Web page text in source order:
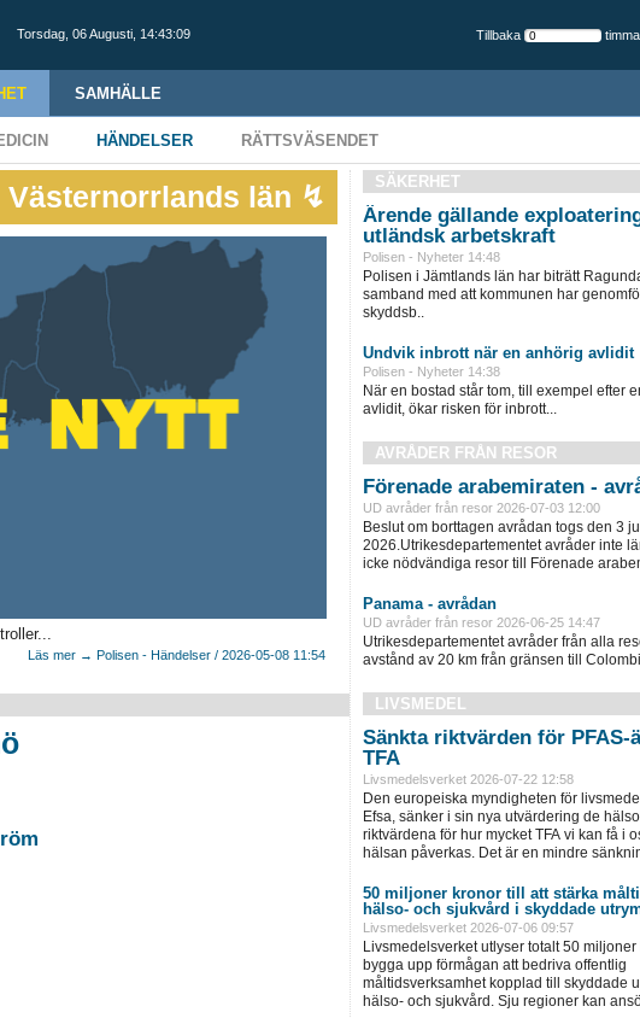
Torsdag, 06 Augusti, 14:43:10 Tillbaka
SAMHÄLLE
HÄNDELSER RÄTTSVÄSENDET
Västernorrlands län ↯
Läs mer → Polisen - Händelser / 2026-05-08 11:54
SÄKERHET
Ärende gällande
utländsk arbetskraft
Polisen - Nyheter 14:48
Polisen i Jämtlands län har biträtt
samband med att kommunen har
skyddsb..
Undvik inbrott när en anhörig avlidit
Polisen - Nyheter 14:38
När en bostad står tom, till exempel efter
avlidit, ökar risken för inbrott...
AVRÅDER FRÅN RESOR
Förenade arabemiraten -
UD avråder från resor 2026-07-03 12:00
Beslut om borttagen avrådan togs den 3
2026.Utrikesdepartementet avråder inte
icke nödvändiga resor till Förenade
Panama - avrådan
UD avråder från resor 2026-06-25 14:47
Utrikesdepartementet avråder från alla
avstånd av 20 km från gränsen till
LIVSMEDEL
Sänkta riktvärden för PFAS-
TFA
Livsmedelsverket 2026-07-22 12:58
Den europeiska myndigheten för
Efsa, sänker i sin nya utvärdering de
riktvärdena för hur mycket TFA vi kan få i
hälsan påverkas. Det är en mindre
50 miljoner kronor till att stärka
hälso- och sjukvård i skyddade
Livsmedelsverket 2026-07-06 09:57
Livsmedelsverket utlyser totalt 50 miljoner
bygga upp förmågan att bedriva offentlig
måltidsverksamhet kopplad till skyddade
hälso- och sjukvård. Sju regioner kan